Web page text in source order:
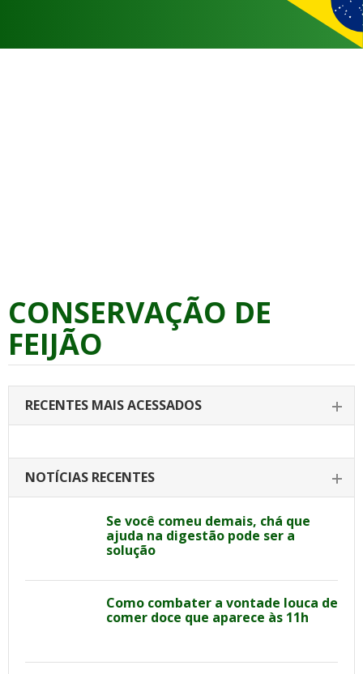
CONSERVAÇÃO DE
FEIJÃO
RECENTES MAIS ACESSADOS
NOTÍCIAS RECENTES
Se você comeu demais, chá que
ajuda na digestão pode ser a
solução
Como combater a vontade louca de
comer doce que aparece às 11h